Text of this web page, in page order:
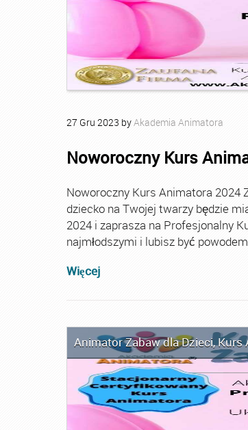
27 Gru 2023 byAkademia Animatora
Noworoczny Kurs
Noworoczny Kurs Animatora 2024
dziecko na Twojej twarzy będzie
2024 i zaprasza na Profesjonalny
najmłodszymi i lubisz być
Więcej
Animator Zabaw dla Dzieci,Kurs